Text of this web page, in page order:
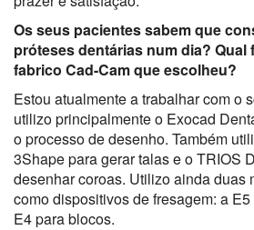
Os seus pacientes sabem que
próteses dentárias num dia? Qual
fabrico Cad-Cam que escolheu?
Estou atualmente a trabalhar com o
utilizo principalmente o Exocad
o processo de desenho. Também
3Shape para gerar talas e o TRIOS
desenhar coroas. Utilizo ainda duas
como dispositivos de fresagem: a
E4 para blocos.